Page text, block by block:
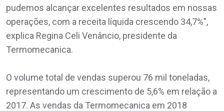
pudemos alcançar excelentes resultados em nossas
operações, com a receita líquida crescendo 34,7%",
explica Regina Celi Venâncio, presidente da
Termomecanica.
O volume total de vendas superou 76 mil toneladas,
representando um crescimento de 5,6% em relação a
2017. As vendas da Termomecanica em 2018